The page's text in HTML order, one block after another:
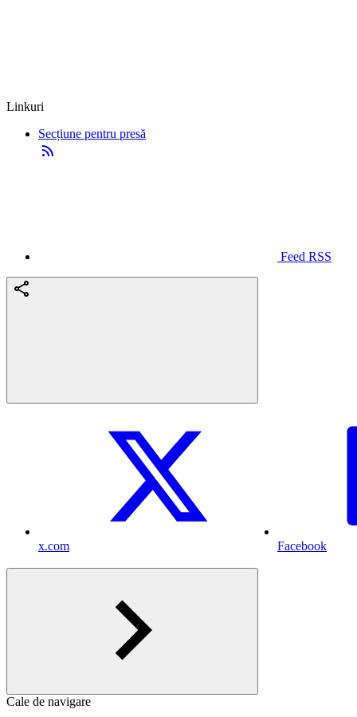
Linkuri
Secțiune pentru presă
Feed RSS
x.com Facebook
Cale de navigare